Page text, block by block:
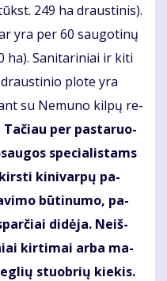
249 ha draus­ti­nis).
yra per 60 sau­go­ti­nų
ha). Sa­ni­ta­ri­niai ir ki­ti
plo­te yra
su Ne­mu­no kil­pų re­
Tačiau per pas­ta­ruo­
spe­cia­lis­tams
ki­ni­var­pų pa­
bū­ti­nu­mo, pa­
di­dė­ja. Ne­iš­
kir­ti­mai ar­ba ma­
stuob­rių kie­kis.